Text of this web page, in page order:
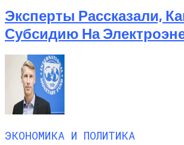
Эксперты Рассказали,
Субсидию На
ЭКОНОМИКА И ПОЛИТИКА